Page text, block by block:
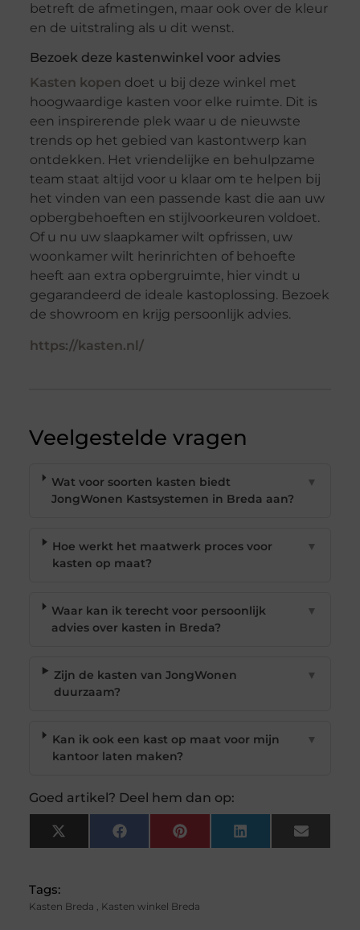
betreft de afmetingen, maar ook over de kleur
en de uitstraling als u dit wenst.
Bezoek deze kastenwinkel voor advies
Kasten kopen doet u bij deze winkel met
hoogwaardige kasten voor elke ruimte. Dit is
een inspirerende plek waar u de nieuwste
trends op het gebied van kastontwerp kan
ontdekken. Het vriendelijke en behulpzame
team staat altijd voor u klaar om te helpen bij
het vinden van een passende kast die aan uw
opbergbehoeften en stijlvoorkeuren voldoet.
Of u nu uw slaapkamer wilt opfrissen, uw
woonkamer wilt herinrichten of behoefte
heeft aan extra opbergruimte, hier vindt u
gegarandeerd de ideale kastoplossing. Bezoek
de showroom en krijg persoonlijk advies.
https://kasten.nl/
Veelgestelde vragen
Wat voor soorten kasten biedt
JongWonen Kastsystemen in Breda aan?
▼
Hoe werkt het maatwerk proces voor
kasten op maat?
▼
Waar kan ik terecht voor persoonlijk
advies over kasten in Breda?
▼
Zijn de kasten van JongWonen
duurzaam?
▼
Kan ik ook een kast op maat voor mijn
kantoor laten maken?
▼
Goed artikel? Deel hem dan op:
X
(Twitter)
FacebookPinterest LinkedIn Email
Tags:
Kasten Breda , Kasten winkel Breda